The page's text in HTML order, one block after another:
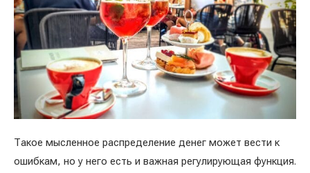
Такое мысленное распределение денег может вести к
ошибкам, но у него есть и важная регулирующая функция.